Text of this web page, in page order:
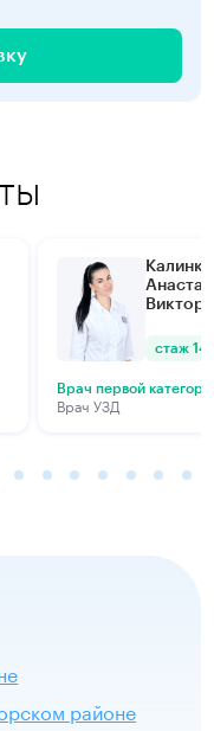
стаж 14
Врач первой
Врач УЗД
районе